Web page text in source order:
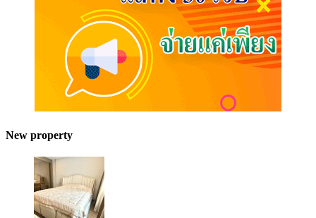
New property